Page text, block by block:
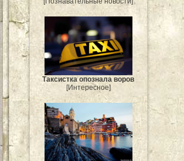
Таксистка опознала воров
[Интересное]